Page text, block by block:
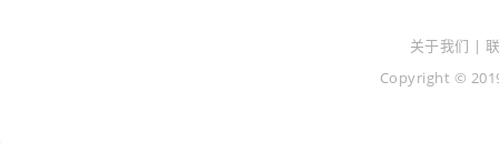
关于我们 |
Copyright ©